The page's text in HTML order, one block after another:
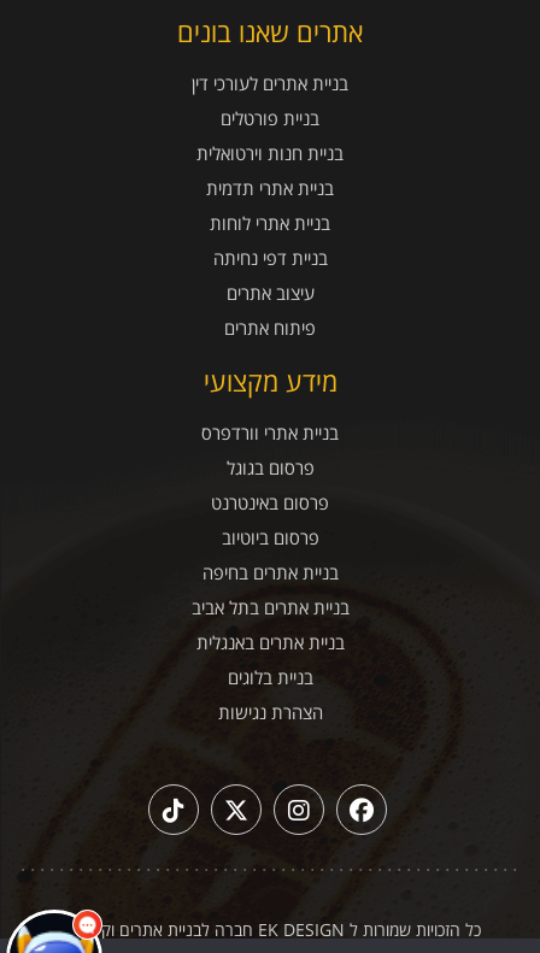
אתרים שאנו בונים
בניית אתרים לעורכי דין
בניית פורטלים
בניית חנות וירטואלית
בניית אתרי תדמית
בניית אתרי לוחות
בניית דפי נחיתה
עיצוב אתרים
פיתוח אתרים
מידע מקצועי
בניית אתרי וורדפרס
פרסום בגוגל
פרסום באינטרנט
פרסום ביוטיוב
בניית אתרים בחיפה
בניית אתרים בתל אביב
בניית אתרים באנגלית
בניית בלוגים
הצהרת נגישות
כל הזכויות שמורות ל EK DESIGN חברה לבניית אתרים וקידום
|